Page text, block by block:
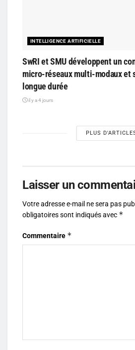
INTELLIGENCE ARTIFICIELLE
SwRI et SMU développent un
micro-réseaux multi-modaux et
longue durée
il y a 4 jours
PLUS
Laisser un
Votre adresse e-mail ne sera pas
obligatoires sont indiqués avec *
Commentaire *